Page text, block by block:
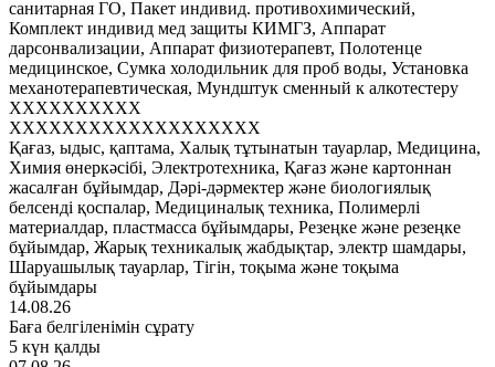
санитарная ГО, Пакет индивид. противохимический,
Комплект индивид мед защиты КИМГЗ, Аппарат
дарсонвализации, Аппарат физиотерапевт, Полотенце
медицинское, Сумка холодильник для проб воды, Установка
механотерапевтическая, Мундштук сменный к алкотестеру
XXXXXXXXXX
XXXXXXXXXXXXXXXXXXX
Қағаз, ыдыс, қаптама, Халық тұтынатын тауарлар, Медицина,
Химия өнеркәсібі, Электротехника, Қағаз және картоннан
жасалған бұйымдар, Дәрі-дәрмектер және биологиялық
белсенді қоспалар, Медициналық техника, Полимерлі
материалдар, пластмасса бұйымдары, Резеңке және резеңке
бұйымдар, Жарық техникалық жабдықтар, электр шамдары,
Шаруашылық тауарлар, Тігін, тоқыма және тоқыма
бұйымдары
14.08.26
Баға белгіленімін сұрату
5 күн қалды